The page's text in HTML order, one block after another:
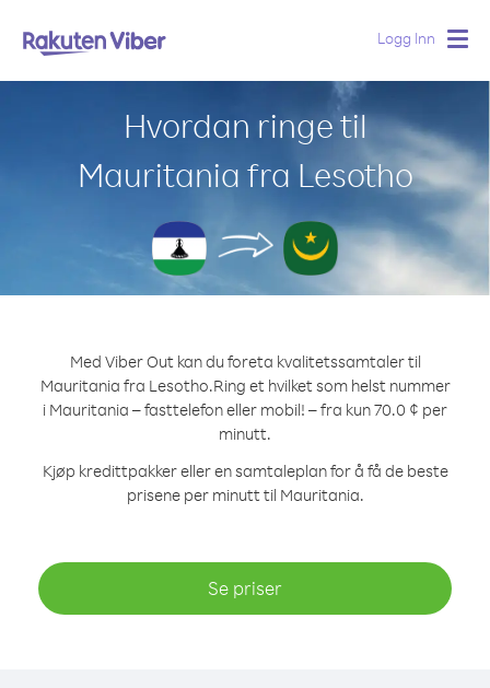
Logg Inn
Hvordan ringe til
Mauritania fra Lesotho
Med Viber Out kan du foreta kvalitetssamtaler til
Mauritania fra Lesotho.Ring et hvilket som helst nummer
i Mauritania – fasttelefon eller mobil! – fra kun 70.0 ¢ per
minutt.
Kjøp kredittpakker eller en samtaleplan for å få de beste
prisene per minutt til Mauritania.
Se priser